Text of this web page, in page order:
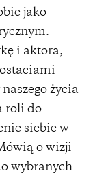
jako
i aktora,
–
życia
roli do
siebie w
o wizji
wybranych